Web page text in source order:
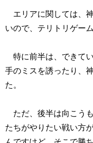
エリアに関しては、
いので、テリトリゲー
特に前半は、できて
手のミスを誘ったり、
た。
ただ、後半は向こう
たちがやりたい戦い方